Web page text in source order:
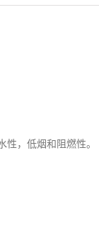
，低烟和阻燃性。